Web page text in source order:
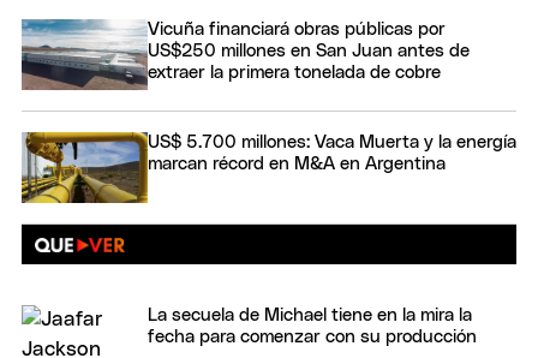
Vicuña financiará obras públicas por
US$250 millones en San Juan antes de
extraer la primera tonelada de cobre
US$ 5.700 millones: Vaca Muerta y la energía
marcan récord en M&A en Argentina
La secuela de Michael tiene en la mira la
fecha para comenzar con su producción